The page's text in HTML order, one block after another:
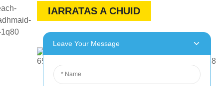
IARRATAS A CHUID
Leave Your Message